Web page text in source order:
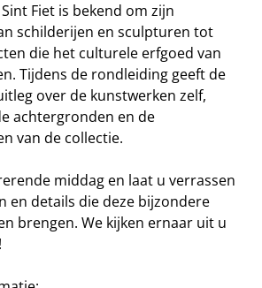
Fiet is bekend om zijn
schilderijen en sculpturen tot
die het culturele erfgoed van
Tijdens de rondleiding geeft de
over de kunstwerken zelf,
achtergronden en de
van de collectie.
middag en laat u verrassen
en details die deze bijzondere
brengen. We kijken ernaar uit u